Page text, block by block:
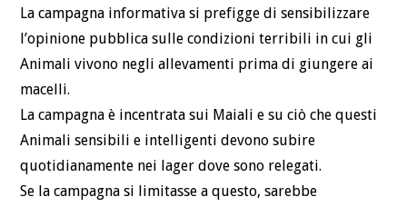
La campagna informativa si prefigge di sensibilizzare
l’opinione pubblica sulle condizioni terribili in cui gli
Animali vivono negli allevamenti prima di giungere ai
macelli.
La campagna è incentrata sui Maiali e su ciò che questi
Animali sensibili e intelligenti devono subire
quotidianamente nei lager dove sono relegati.
Se la campagna si limitasse a questo, sarebbe